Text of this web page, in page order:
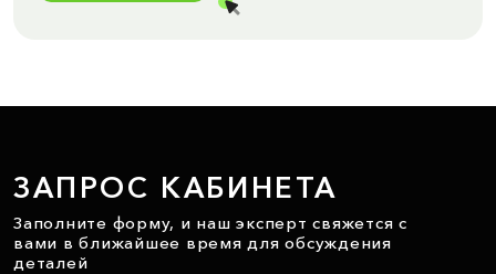
ЗАПРОС КАБИНЕТА
Заполните форму, и наш эксперт свяжется с
вами в ближайшее время для обсуждения
деталей